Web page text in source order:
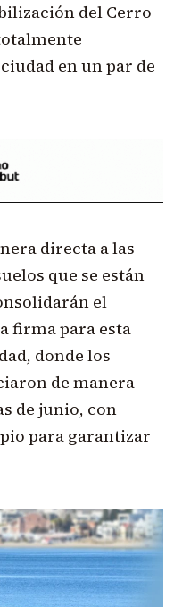
del Cerro
en un par de
directa a las
que se están
el
firma para esta
donde los
de manera
de junio, con
para garantizar